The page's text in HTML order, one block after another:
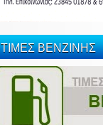
ΤΙΜΕΣ ΒΕΝΖΙΝΗΣ